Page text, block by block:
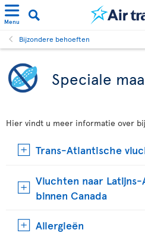
Menu
Bijzondere behoeften
Speciale
Hier vindt u meer informatie over
Trans-Atlantische
Vluchten naar Latijns-
binnen Canada
Allergieën